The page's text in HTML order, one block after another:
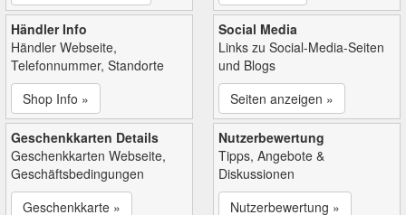
Händler Info
Händler Webseite,
Telefonnummer, Standorte
Shop Info »
Social Media
Links zu Social-Media-Seiten
und Blogs
Seiten anzeigen »
Geschenkkarten Details
Geschenkkarten Webseite,
Geschäftsbedingungen
Geschenkkarte »
Nutzerbewertung
Tipps, Angebote &
Diskussionen
Nutzerbewertung »